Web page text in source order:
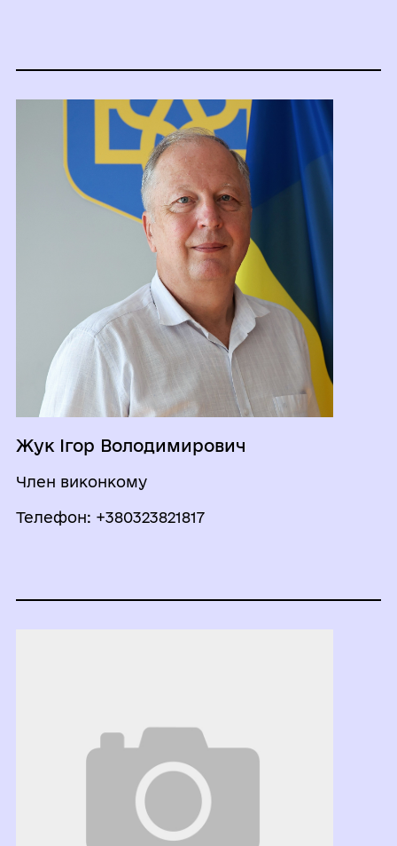
Жук Ігор Володимирович
Член виконкому
Телефон: +380323821817